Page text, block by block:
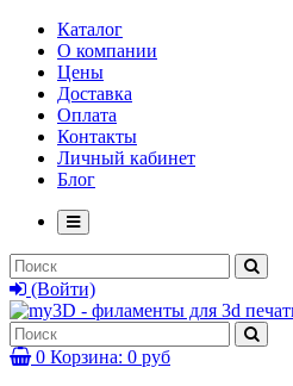
Каталог
О компании
Цены
Доставка
Оплата
Контакты
Личный кабинет
Блог
(Войти)
0 Корзина: 0 руб